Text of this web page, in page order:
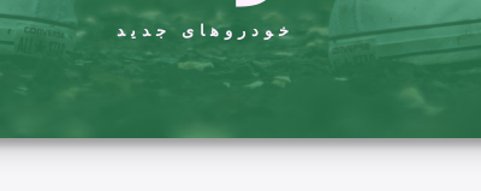
خودروهای جدید